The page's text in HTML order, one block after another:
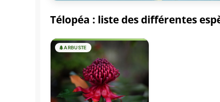
Télopéa : liste des différentes
🌲ARBUSTE